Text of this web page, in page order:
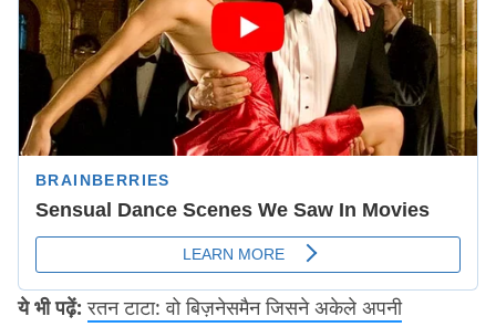
ये भी पढ़ें:रतन टाटा: वो बिज़नेसमैन जिसने अकेले अपनी